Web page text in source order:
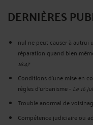
DERNIÈRES
nul ne peut causer à autrui
réparation quand bien
16:47
Conditions d'une mise en
règles d'urbanisme- Le 16
Trouble anormal de
Compétence judiciaire ou